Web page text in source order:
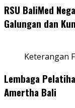
RSU BaliMed
Galungan dan
Keterangan
Lembaga
Amertha Bali